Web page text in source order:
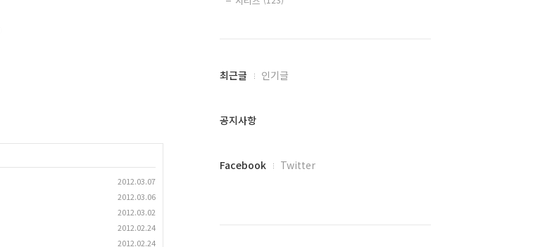
2012.03.07
2012.03.06
2012.03.02
2012.02.24
2012.02.24
최
과
글
최근글 인기글
공지사항
페
Facebook Twitter